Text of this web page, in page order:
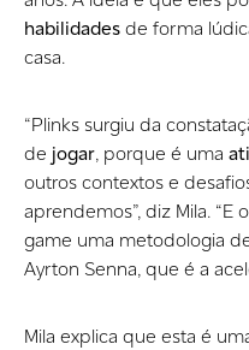
habilidadesde forma
casa.
“Plinks surgiu da
de jogar, porque é uma
outros contextos e
aprendemos”, diz Mila.
game uma metodologia
Ayrton Senna, que é a
Mila explica que esta é